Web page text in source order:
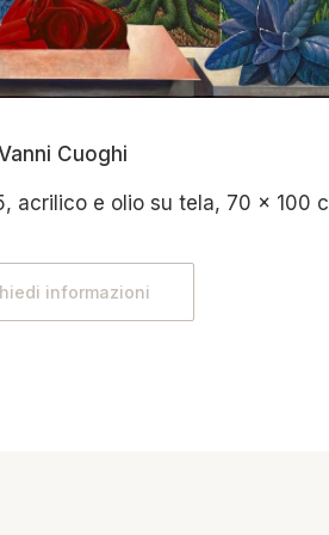
Cuoghi
acrilico e olio su tela, 70 x 100
informazioni